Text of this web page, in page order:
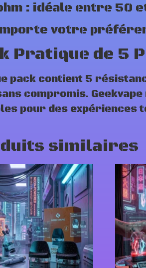
: idéale entre 50
votre
Pratique de 5
pack contient 5
compromis.
pour des expériences
similaires